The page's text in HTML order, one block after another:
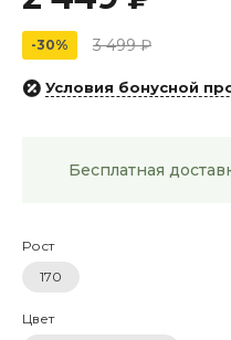
-30% 3 499 ₽
Условия бонусной
Бесплатная
Рост
170
Цвет